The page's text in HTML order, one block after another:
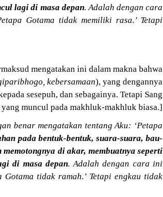
lagi di masa depan. Adalah dengan cara
Gotama tidak memiliki rasa.’ Tetapi
mengatakan ini dalam makna bahwa
kebersamaan), yang dengannya
sesepuh, dan sebagainya. Tetapi Sang
muncul pada makhluk-makhluk biasa.]
benar mengatakan tentang Aku: ‘Petapa
pada bentuk-bentuk, suara-suara, bau-
di akar, membuatnya seperti
di masa depan. Adalah dengan cara ini
tidak ramah.’ Tetapi engkau tidak